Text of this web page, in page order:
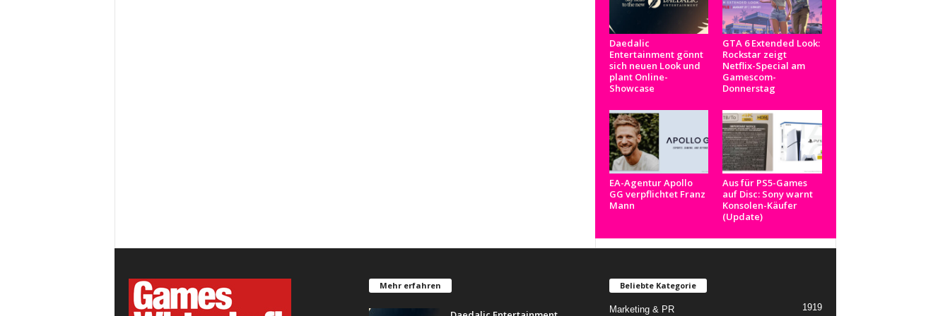
Daedalic
Entertainment gönnt
sich neuen Look und
plant Online-
Showcase
GTA 6 Extended Look:
Rockstar zeigt
Netflix-Special am
Gamescom-
Donnerstag
EA-Agentur Apollo
GG verpflichtet Franz
Mann
Aus für PS5-Games
auf Disc: Sony warnt
Konsolen-Käufer
(Update)
Mehr erfahren Beliebte Kategorie
Marketing & PR 1919